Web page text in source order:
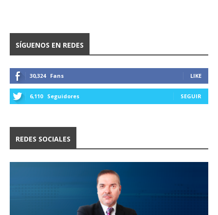
SÍGUENOS EN REDES
30,324 Fans LIKE
6,110 Seguidores SEGUIR
REDES SOCIALES